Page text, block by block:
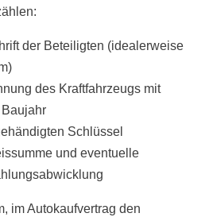
der Beteiligten (idealerweise
des Kraftfahrzeugs mit
Schlüssel
und eventuelle
im Autokaufvertrag den